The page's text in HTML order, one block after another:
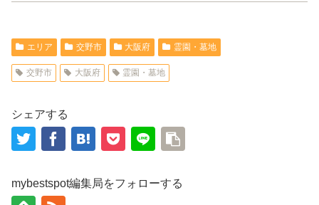
エリア 交野市 大阪府 霊園・墓地
交野市 大阪府 霊園・墓地
シェアする
mybestspot編集局をフォローする